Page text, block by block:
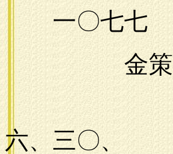
一〇七七
金策
一
六、三〇、